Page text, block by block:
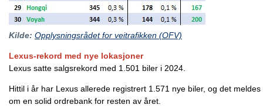
Kilde: Opplysningsrådet for veitrafikken (OFV)
Lexus-rekord med nye lokasjoner
Lexus satte salgsrekord med 1.501 biler i 2024.
Hittil i år har Lexus allerede registrert 1.571 nye biler, og det meldes
om en solid ordrebank for resten av året.